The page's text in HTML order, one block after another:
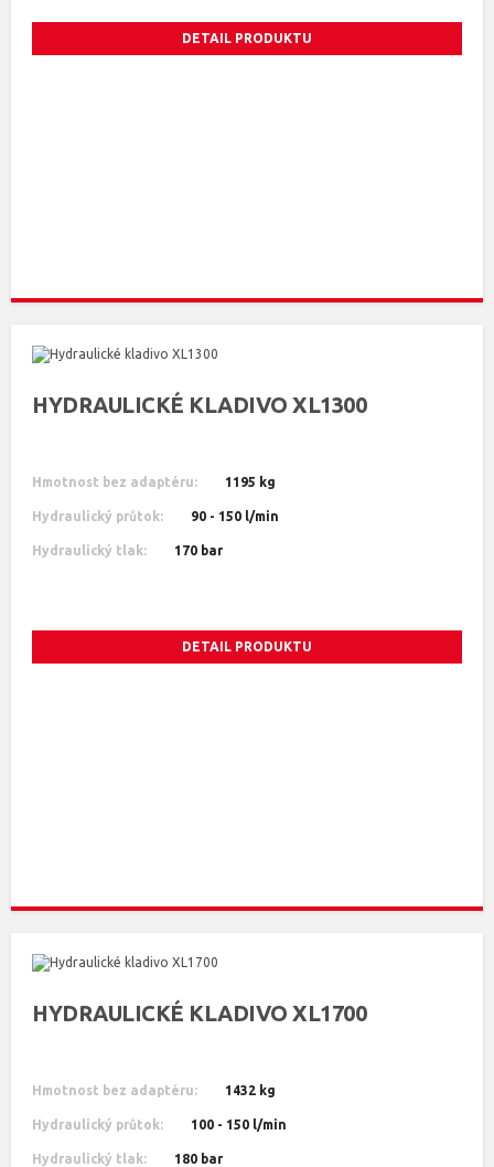
DETAIL PRODUKTU
HYDRAULICKÉ KLADIVO XL1300
Hmotnost bez adaptéru: 1195 kg
Hydraulický průtok: 90 - 150 l/min
Hydraulický tlak: 170 bar
DETAIL PRODUKTU
HYDRAULICKÉ KLADIVO XL1700
Hmotnost bez adaptéru: 1432 kg
Hydraulický průtok: 100 - 150 l/min
Hydraulický tlak: 180 bar